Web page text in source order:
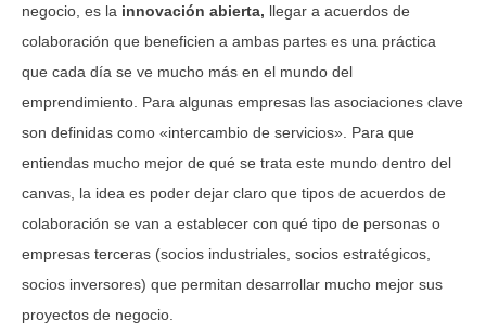
negocio, es la innovación abierta, llegar a acuerdos de
colaboración que beneficien a ambas partes es una práctica
que cada día se ve mucho más en el mundo del
emprendimiento. Para algunas empresas las asociaciones clave
son definidas como «intercambio de servicios». Para que
entiendas mucho mejor de qué se trata este mundo dentro del
canvas, la idea es poder dejar claro que tipos de acuerdos de
colaboración se van a establecer con qué tipo de personas o
empresas terceras (socios industriales, socios estratégicos,
socios inversores) que permitan desarrollar mucho mejor sus
proyectos de negocio.